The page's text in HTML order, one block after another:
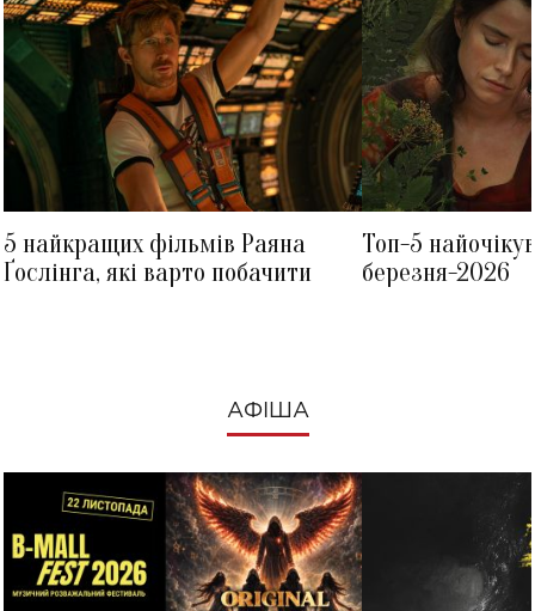
5 найкращих фільмів Раяна
Ґослінга, які варто побачити
Топ-5
березня-2026
АФІША